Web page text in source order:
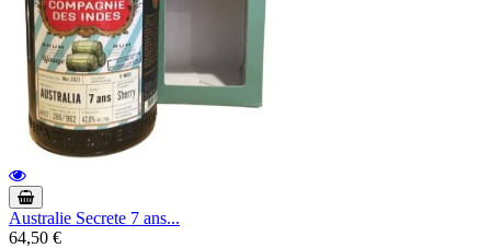
Australie Secrete 7 ans...
64,50 €